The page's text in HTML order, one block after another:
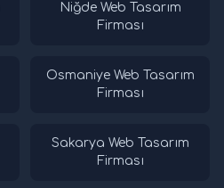
Niğde Web Tasarım
Firması
Osmaniye Web Tasarım
Firması
Sakarya Web Tasarım
Firması